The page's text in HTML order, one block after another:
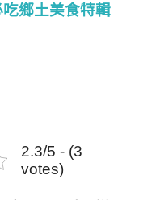
鄉土美食特輯
2.3/5 - (3
votes)